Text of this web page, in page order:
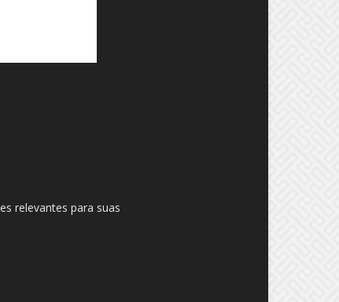
relevantes para suas